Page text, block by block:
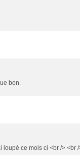
bon.
ce mois ci <br /> <br